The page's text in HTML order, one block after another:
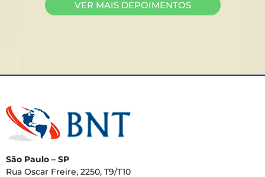
VER MAIS DEPOIMENTOS
São Paulo – SP
Rua Oscar Freire, 2250, T9/T10